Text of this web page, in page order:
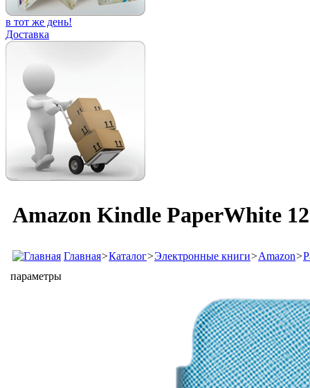
в тот же день!
Доставка
Amazon Kindle PaperWhite
Главная>Каталог>Электронные книги>Amazon>
параметры